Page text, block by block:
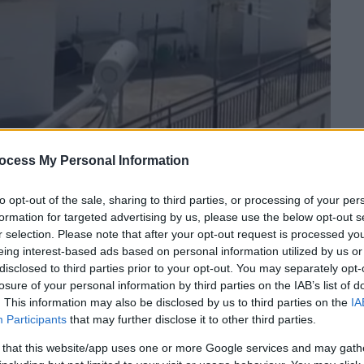
My Personal Information
opt-out of the sale, sharing to third parties, or processing of your
for targeted advertising by us, please use the below opt-out
selection. Please note that after your opt-out request is processed
interest-based ads based on personal information utilized by us
to third parties prior to your opt-out. You may separately
of your personal information by third parties on the IAB’s list of
This information may also be disclosed by us to third parties on the
Participants that may further disclose it to other third parties.
that this website/app uses one or more Google services and may
(Screenshot from Glomex)
το ΕΘΝΟΣ στη Google
οποία διαβιούσαν ταέξι παιδιά
για παραμέληση ανηλίκωνστο
καλές. Δεν είμαστε σε θέση να
δυο μας δεν έχει καταφέρει μέχρι